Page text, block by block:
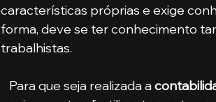
características próprias e exige
forma, deve se ter conhecimento
trabalhistas.
   Para que seja realizada a